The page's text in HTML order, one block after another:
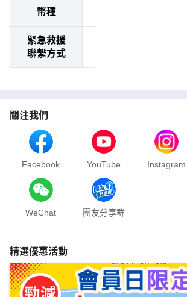
幣種
緊急救援
聯繫方式
關注我們
Facebook YouTube Instagram
WeChat 團友分享群
精選優惠活動